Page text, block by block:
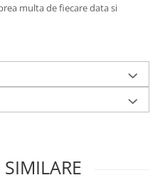
multa de fiecare data si